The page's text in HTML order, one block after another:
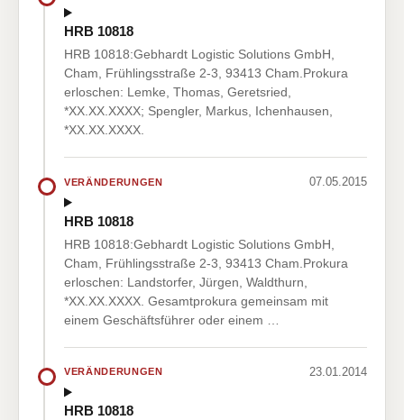
HRB 10818
HRB 10818:Gebhardt Logistic Solutions GmbH,
Cham, Frühlingsstraße 2-3, 93413 Cham.Prokura
erloschen: Lemke, Thomas, Geretsried,
*XX.XX.XXXX; Spengler, Markus, Ichenhausen,
*XX.XX.XXXX.
VERÄNDERUNGEN 07.05.2015
HRB 10818
HRB 10818:Gebhardt Logistic Solutions GmbH,
Cham, Frühlingsstraße 2-3, 93413 Cham.Prokura
erloschen: Landstorfer, Jürgen, Waldthurn,
*XX.XX.XXXX. Gesamtprokura gemeinsam mit
einem Geschäftsführer oder einem …
VERÄNDERUNGEN 23.01.2014
HRB 10818